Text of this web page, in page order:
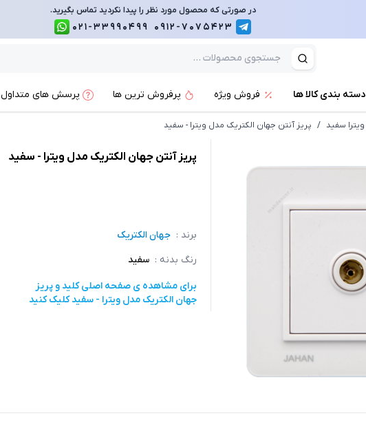
در صورتی که محصول مورد نظر را پیدا نکردید تماس بگیرید.
0912-7075423
021-33990499
دسته بندی کالا ها فروش ویژه پرفروش ترین ها پرسش های متداول
ویترا سفید / پریز آنتن جهان الکتریک مدل ویترا - سفید
پریز آنتن جهان الکتریک مدل ویترا - سفید
برند : جهان الکتریک
رنگ بدنه : سفید
برای مشاهده ی صفحه اصلیکلید و پریز
جهان الکتریک مدل ویترا - سفیدکلیک کنید